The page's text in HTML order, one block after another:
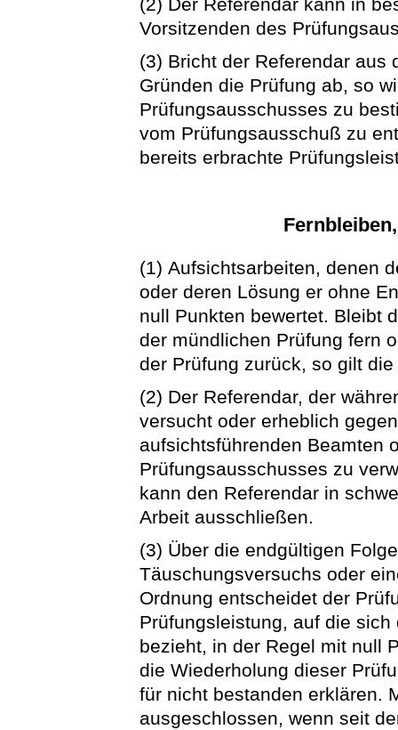
(2) Der Referendar kann in
Vorsitzenden des
(3) Bricht der Referendar aus
Gründen die Prüfung ab, so
Prüfungsausschusses zu
vom Prüfungsausschuß zu
bereits erbrachte
(1) Aufsichtsarbeiten, denen
oder deren Lösung er ohne
null Punkten bewertet. Bleibt
der mündlichen Prüfung fern
der Prüfung zurück, so gilt
(2) Der Referendar, der
versucht oder erheblich
aufsichtsführenden Beamten
Prüfungsausschusses zu
kann den Referendar in
Arbeit ausschließen.
(3) Über die endgültigen
Täuschungsversuchs oder
Ordnung entscheidet der
Prüfungsleistung, auf die
bezieht, in der Regel mit null
die Wiederholung dieser
für nicht bestanden erklären.
ausgeschlossen, wenn seit